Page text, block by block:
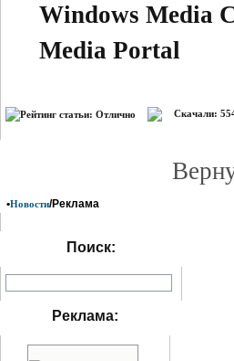
Windows Media
Media Portal
Скачали:
•Новости/Реклама
Поиск:
Реклама: